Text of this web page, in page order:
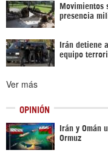
Movimientos
presencia
Irán detiene
equipo
Ver más
OPINIÓN
Irán y Omán
Ormuz